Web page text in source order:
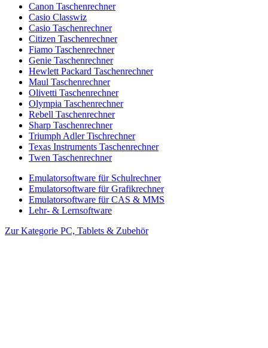
Canon Taschenrechner
Casio Classwiz
Casio Taschenrechner
Citizen Taschenrechner
Fiamo Taschenrechner
Genie Taschenrechner
Hewlett Packard Taschenrechner
Maul Taschenrechner
Olivetti Taschenrechner
Olympia Taschenrechner
Rebell Taschenrechner
Sharp Taschenrechner
Triumph Adler Tischrechner
Texas Instruments Taschenrechner
Twen Taschenrechner
Emulatorsoftware für Schulrechner
Emulatorsoftware für Grafikrechner
Emulatorsoftware für CAS & MMS
Lehr- & Lernsoftware
Zur Kategorie PC, Tablets & Zubehör